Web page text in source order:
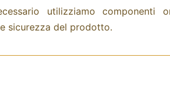
utilizziamo componenti
sicurezza del prodotto.